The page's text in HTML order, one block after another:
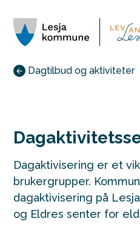
Du er her:
Dagtilbud og aktiviteter
Dagaktivisering er et
brukergrupper.
dagaktivisering på
og Eldres senter for